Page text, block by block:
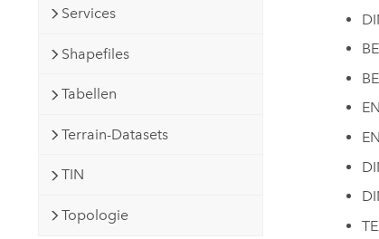
Services
Shapefiles
Tabellen
Terrain-Datasets
TIN
Topologie